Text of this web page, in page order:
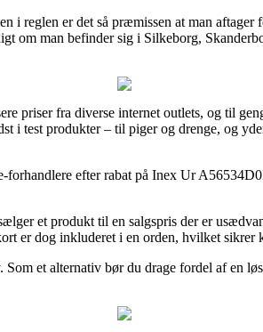
reglen er det så præmissen at man aftager
om man befinder sig i Silkeborg,
priser fra diverse internet outlets, og til
i test produkter – til piger og drenge, og
efter rabat på Inex Ur
et produkt til en salgspris der er
er dog inkluderet i en orden, hvilket sikrer
et alternativ bør du drage fordel af en